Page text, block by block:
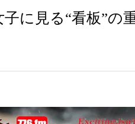
子に見る“看板”